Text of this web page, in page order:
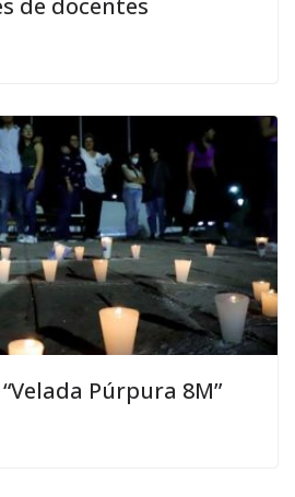
de docentes
Púrpura 8M”